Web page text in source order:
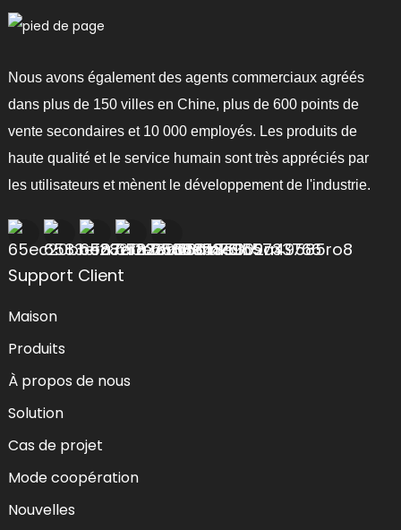
Nous avons également des agents commerciaux agréés
dans plus de 150 villes en Chine, plus de 600 points de
vente secondaires et 10 000 employés. Les produits de
haute qualité et le service humain sont très appréciés par
les utilisateurs et mènent le développement de l'industrie.
Support Client
Maison
Produits
À propos de nous
Solution
Cas de projet
Mode coopération
Nouvelles